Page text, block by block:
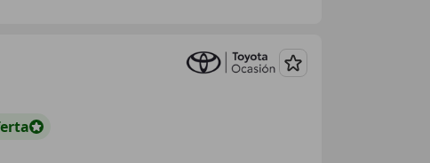
Guardar